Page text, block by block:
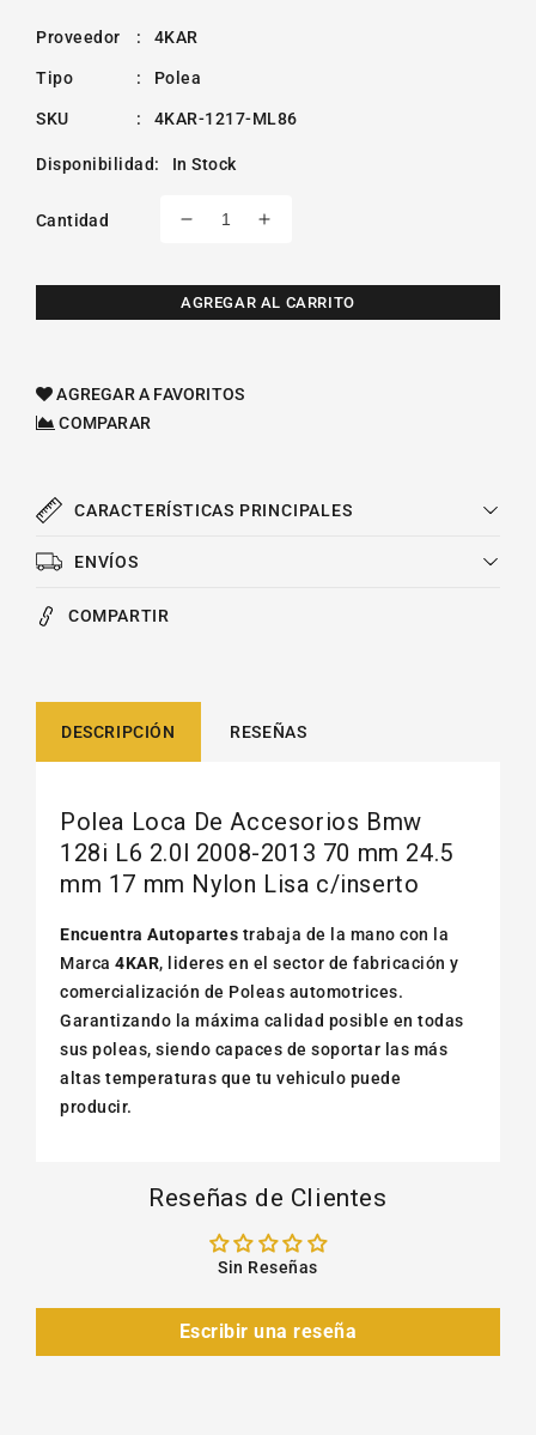
Proveedor : 4KAR
Tipo : Polea
SKU : 4KAR-1217-ML86
Disponibilidad: In Stock
Cantidad
Reducir
para
Polea
Mitsubishi
2008-
Aumentar
para
Polea
2008-
AGREGAR AL CARRITO
AGREGAR A FAVORITOS
COMPARAR
CARACTERÍSTICAS PRINCIPALES
ENVÍOS
COMPARTIR
DESCRIPCIÓN RESEÑAS
Polea Loca De Accesorios Bmw
128i L6 2.0l 2008-2013 70 mm 24.5
mm 17 mm Nylon Lisa c/inserto
Encuentra Autopartes trabaja de la mano con la
Marca 4KAR, lideres en el sector de fabricación y
comercialización de Poleas automotrices.
Garantizando la máxima calidad posible en todas
sus poleas, siendo capaces de soportar las más
altas temperaturas que tu vehiculo puede
producir.
Reseñas de Clientes
Sin Reseñas
Escribir una reseña